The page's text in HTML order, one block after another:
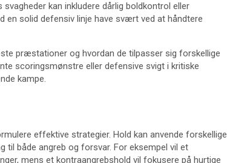
kan inkludere dårlig boldkontrol eller
en solid defensiv linje have svært ved at håndtere
præstationer og hvordan de tilpasser sig forskellige
scoringsmønstre eller defensive svigt i kritiske
kampe.
effektive strategier. Hold kan anvende forskellige
både angreb og forsvar. For eksempel vil et
mens et kontraangrebshold vil fokusere på hurtige